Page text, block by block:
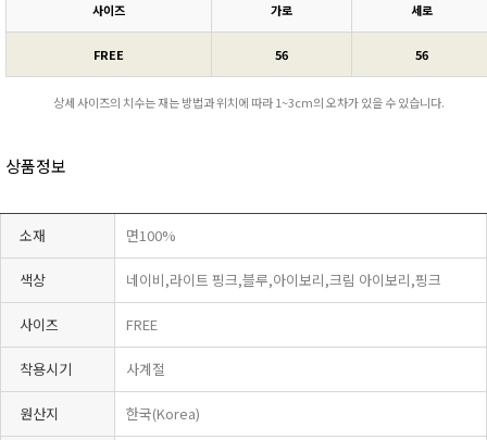
사이즈 가로 세로
FREE 56 56
상세 사이즈의 치수는 재는 방법과 위치에 따라 1~3cm의 오차가 있을 수 있습니다.
상품정보
소재 면100%
색상 네이비,라이트 핑크,블루,아이보리,크림 아이보리,핑크
사이즈 FREE
착용시기 사계절
원산지 한국(Korea)